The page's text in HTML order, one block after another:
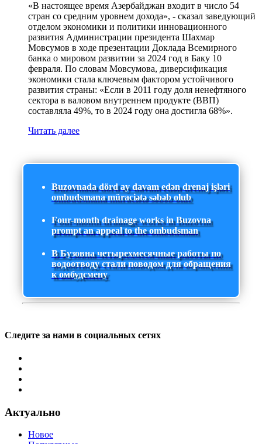
«В настоящее время Азербайджан входит в число 54
стран со средним уровнем дохода», - сказал заведующий
отделом экономики и политики инновационного
развития Администрации президента Шахмар
Мовсумов в ходе презентации Доклада Всемирного
банка о мировом развитии за 2024 год в Баку 10
февраля. По словам Мовсумова, диверсификация
экономики стала ключевым фактором устойчивого
развития страны: «Если в 2011 году доля ненефтяного
сектора в валовом внутреннем продукте (ВВП)
составляла 49%, то в 2024 году она достигла 68%».
Читать далее
Buzovnada dörd ay davam edən drenaj işləri
ombudsmana müraciətə səbəb olub
Four-month drainage works in Buzovna
prompt an appeal to the ombudsman
В Бузовна четырехмесячные работы по
водоотводу стали поводом для обращения
к омбудсмену
Следите за нами в социальных сетях
Актуально
Новое